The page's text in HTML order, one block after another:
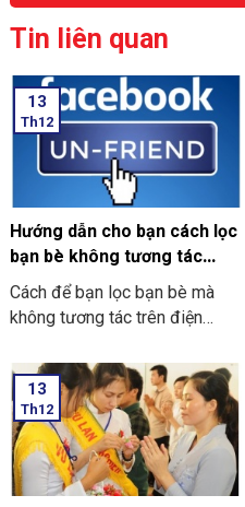
Tin liên quan
13
Th12
Hướng dẫn cho bạn cách lọc
bạn bè không tương tác
trên Facebook nhanh nhất
2024
Cách để bạn lọc bạn bè mà
không tương tác trên điện
13
Th12